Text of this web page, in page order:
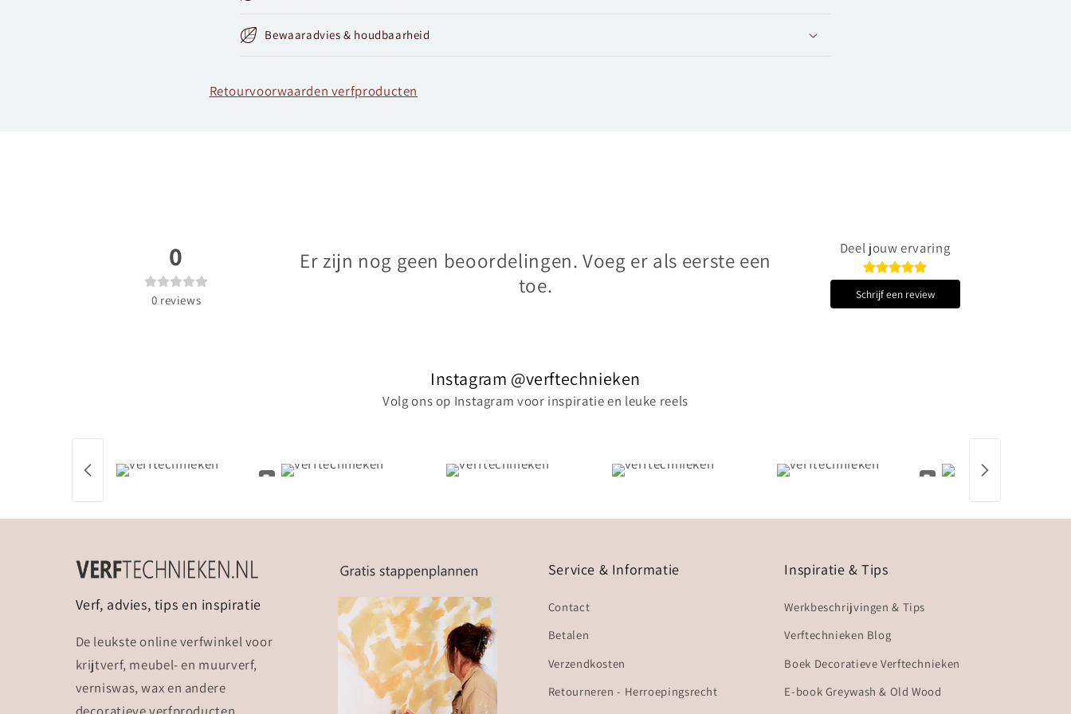
Bewaaradvies & houdbaarheid
Retourvoorwaarden verfproducten
0
0 reviews
Er zijn nog geen beoordelingen. Voeg er als eerste een
toe.
Deel jouw ervaring
Schrijf een review
Instagram @verftechnieken
Volg ons op Instagram voor inspiratie en leuke reels
Verf, advies, tips en inspiratie
De leukste online verfwinkel voor
krijtverf, meubel- en muurverf,
verniswas, wax en andere
Service & Informatie
Contact
Betalen
Verzendkosten
Retourneren - Herroepingsrecht
Inspiratie & Tips
Werkbeschrijvingen & Tips
Verftechnieken Blog
Boek Decoratieve Verftechnieken
E-book Greywash & Old Wood